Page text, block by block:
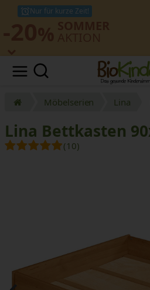
Nur für kurze Zeit!
Möbelserien Lina
Lina Bettkasten
(10)